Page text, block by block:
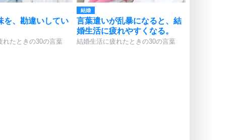
を、勘違いしてい
れたときの30の言葉
結婚
言葉遣いが乱暴になると、結
婚生活に疲れやすくなる。
結婚生活に疲れたときの30の言葉